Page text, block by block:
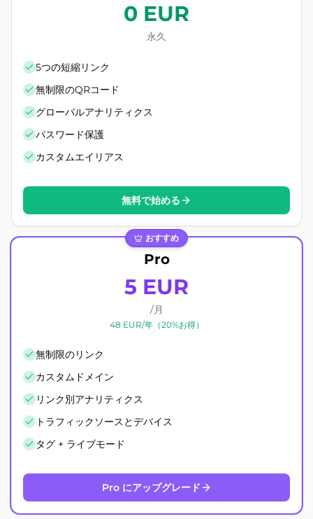
0 EUR
永久
5つの短縮リンク
無制限のQRコード
グローバルアナリティクス
パスワード保護
カスタムエイリアス
無料で始める
おすすめ
Pro
5 EUR
/月
48 EUR/年（20%お得）
無制限のリンク
カスタムドメイン
リンク別アナリティクス
トラフィックソースとデバイス
タグ + ライブモード
Pro にアップグレード